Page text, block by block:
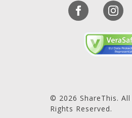
© 2026 ShareThis. All
Rights Reserved.